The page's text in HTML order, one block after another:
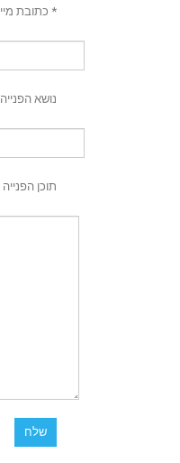
כתובת מייל *
נושא הפנייה
תוכן הפנייה